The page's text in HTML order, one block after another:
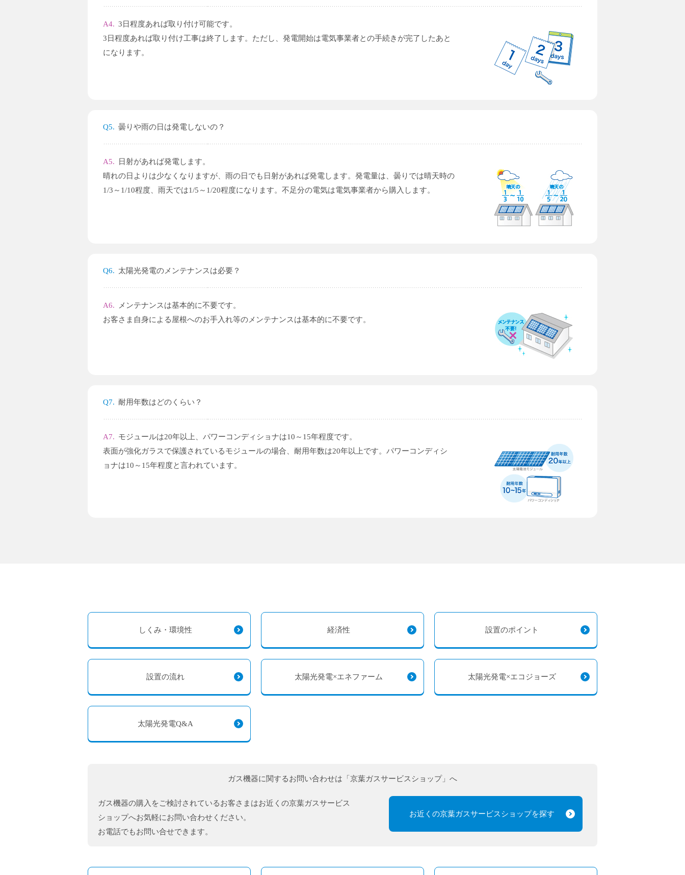
A4. 3日程度あれば取り付け可能です。
3日程度あれば取り付け工事は終了します。ただし、発電開始は電気事業者との手続きが完了したあと
になります。
Q5. 曇りや雨の日は発電しないの？
A5.
日射があれば発電します。
晴れの日よりは少なくなりますが、雨の日でも日射があれば発電します。発電量は、曇りでは晴天時の
1/3～1/10程度、雨天では1/5～1/20程度になります。不足分の電気は電気事業者から購入します。
Q6. 太陽光発電のメンテナンスは必要？
A6.
メンテナンスは基本的に不要です。
お客さま自身による屋根へのお手入れ等のメンテナンスは基本的に不要です。
Q7. 耐用年数はどのくらい？
A7. モジュールは20年以上、パワーコンディショナは10～15年程度です。
表面が強化ガラスで保護されているモジュールの場合、耐用年数は20年以上です。パワーコンディシ
ョナは10～15年程度と言われています。
しくみ・環境性 経済性 設置のポイント
設置の流れ 太陽光発電×エネファーム 太陽光発電×エコジョーズ
太陽光発電Q&A
ガス機器に関するお問い合わせは 「京葉ガスサービスショップ」へ
ガス機器の購入をご検討されているお客さまはお近くの京葉ガスサービス
ショップへお気軽にお問い合わせください。
お電話でもお問い合せできます。
お近くの京葉ガスサービスショップを探す